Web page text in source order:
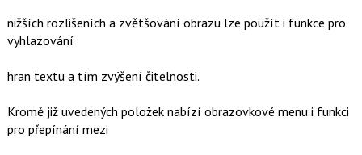
nižších rozlišeních a zvětšování obrazu lze použít i funkce pro
vyhlazování
hran textu a tím zvýšení čitelnosti.
Kromě již uvedených položek nabízí obrazovkové menu i funkci
pro přepínání mezi